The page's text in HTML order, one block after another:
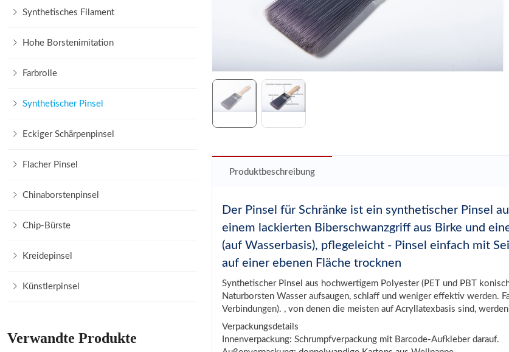
Produktbeschreibung
Der Pinsel für Schränke ist ein synthetischer Pinsel
einem lackierten Biberschwanzgriff aus Birke und
(auf Wasserbasis), pflegeleicht - Pinsel einfach mit
auf einer ebenen Fläche trocknen
Synthetischer Pinsel aus hochwertigem Polyester (PET und PBT
Naturborsten Wasser aufsaugen, schlaff und weniger effektiv werden.
Verbindungen). , von denen die meisten auf Acryllatexbasis sind,
Verpackungsdetails
Innenverpackung: Schrumpfverpackung mit Barcode-Aufkleber darauf.
Synthetisches Filament
Hohe Borstenimitation
Farbrolle
Synthetischer Pinsel
Eckiger Schärpenpinsel
Flacher Pinsel
Chinaborstenpinsel
Chip-Bürste
Kreidepinsel
Künstlerpinsel
Verwandte Produkte